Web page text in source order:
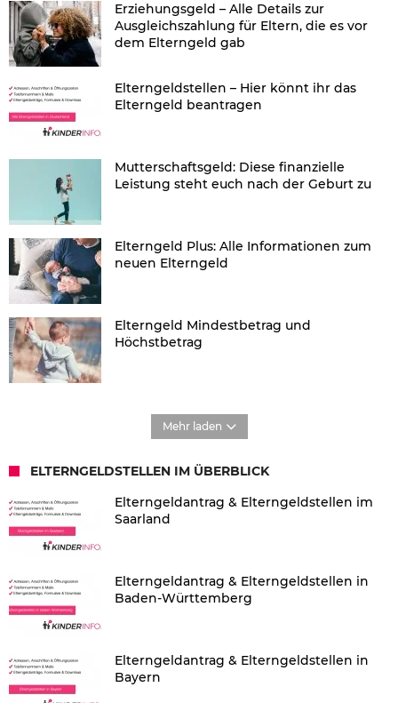
Erziehungsgeld – Alle Details zur
Ausgleichszahlung für Eltern, die es vor
dem Elterngeld gab
Elterngeldstellen – Hier könnt ihr das
Elterngeld beantragen
Mutterschaftsgeld: Diese finanzielle
Leistung steht euch nach der Geburt zu
Elterngeld Plus: Alle Informationen zum
neuen Elterngeld
Elterngeld Mindestbetrag und
Höchstbetrag
Mehr laden
ELTERNGELDSTELLEN IM ÜBERBLICK
Elterngeldantrag & Elterngeldstellen im
Saarland
Elterngeldantrag & Elterngeldstellen in
Baden-Württemberg
Elterngeldantrag & Elterngeldstellen in
Bayern